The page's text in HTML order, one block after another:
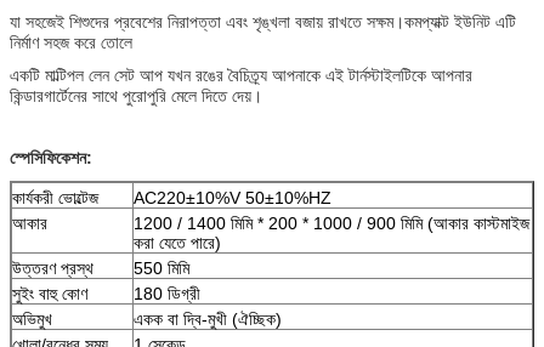
যা সহজেই শিশুদের প্রবেশের নিরাপত্তা এবং শৃঙ্খলা বজায় রাখতে সক্ষম।কমপ্যাক্ট ইউনিট এটি
নির্মাণ সহজ করে তোলে
একটি মাল্টিপল লেন সেট আপ যখন রঙের বৈচিত্র্য আপনাকে এই টার্নস্টাইলটিকে আপনার
কিন্ডারগার্টেনের সাথে পুরোপুরি মেলে দিতে দেয়।
স্পেসিফিকেশন:
কার্যকরী ভোল্টেজ
AC220±10%V 50±10%HZ
আকার
1200 / 1400 মিমি * 200 * 1000 / 900 মিমি (আকার কাস্টমাইজ
করা যেতে পারে)
উত্তরণ প্রস্থ
550 মিমি
সুইং বাহু কোণ
180 ডিগ্রী
অভিমুখ
একক বা দ্বি-মুখী (ঐচ্ছিক)